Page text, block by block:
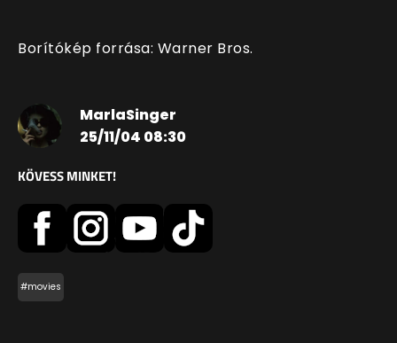
Borítókép forrása: Warner Bros.
MarlaSinger
25/11/04 08:30
KÖVESS MINKET!
#movies